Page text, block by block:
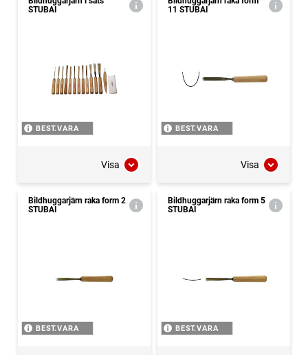
STUBAI
BEST.VARA
Visa
11 STUBAI
BEST.VARA
Visa
Bildhuggarjärn raka form 2
STUBAI
BEST.VARA
Bildhuggarjärn raka form 5
STUBAI
BEST.VARA